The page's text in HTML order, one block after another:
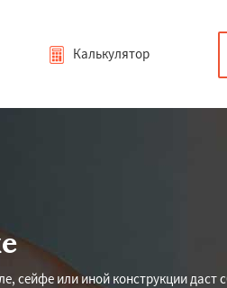
Калькулятор
сейфе или иной конструкции даст